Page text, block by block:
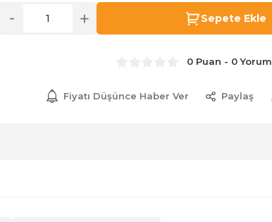
Sepete Ekle
0 Puan - 0 Yorum
Fiyatı Düşünce Haber Ver Paylaş